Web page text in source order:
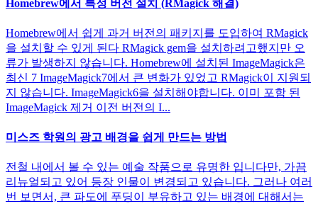
Homebrew에서 특정 버전 설치 (RMagick 해결)
Homebrew에서 쉽게 과거 버전의 패키지를 도입하여 RMagick
을 설치할 수 있게 된다 RMagick gem을 설치하려고했지만 오
류가 발생하지 않습니다. Homebrew에 설치된 ImageMagick은
최신 7 ImageMagick7에서 큰 변화가 있었고 RMagick이 지원되
지 않습니다. ImageMagick6을 설치해야합니다. 이미 포함 된
ImageMagick 제거 이전 버전의 I...
미스즈 학원의 광고 배경을 쉽게 만드는 방법
전철 내에서 볼 수 있는 예술 작품으로 유명한 입니다만, 가끔
리뉴얼되고 있어 등장 인물이 변경되고 있습니다. 그러나 여러
번 보면서, 큰 파도에 푸딩이 부유하고 있는 배경에 대해서는